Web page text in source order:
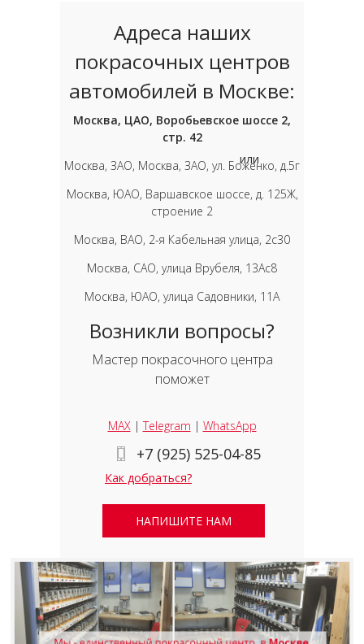
Адреса наших
покрасочных центров
автомобилей в Москве:
Москва, ЦАО, Воробьевское шоссе 2,
стр. 42
Москва, ЗАО, Москва, ЗАО, ул. Боженко, д.5г
Москва, ЮАО, Варшавское шоссе, д. 125Ж,
строение 2
Москва, ВАО, 2-я Кабельная улица, 2с30
Москва, САО, улица Врубеля, 13Ас8
Москва, ЮАО, улица Садовники, 11А
Возникли вопросы?
Мастер покрасочного центра
поможет
MAX|Telegram | WhatsApp
+7 (925) 525-04-85
Как добраться?
или
НАПИШИТЕ НАМ